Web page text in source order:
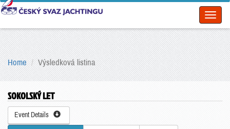
Home Výsledková listina
SOKOLSKÝ LET
Event Details